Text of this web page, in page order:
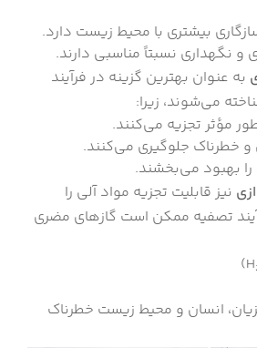
بیشتری با محیط زیست دارد.
و نگهداری نسبتاً مناسبی دارند.
به عنوان بهترین گزینه در فرآیند
می‌شوند، زیرا:
مؤثر تجزیه می‌کنند.
و خطرناک جلوگیری می‌کنند.
بهبود می‌بخشند.
نیز قابلیت تجزیه مواد آلی را
تصفیه ممکن است گازهای مضری
انسان و محیط زیست خطرناک